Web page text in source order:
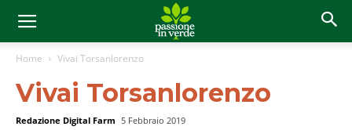
Home Vivai Torsanlorenzo
Vivai Torsanlorenzo
Redazione Digital Farm 5 Febbraio 2019